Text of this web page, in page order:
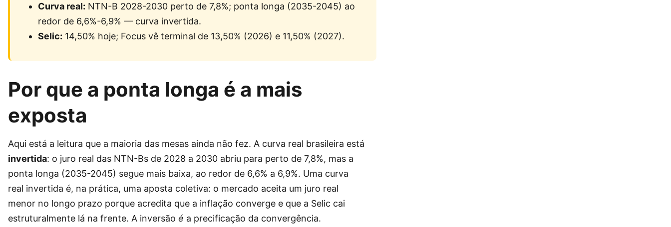
Curva real: NTN-B 2028-2030 perto de 7,8%; ponta longa (2035-2045) ao
redor de 6,6%-6,9% — curva invertida.
Selic: 14,50% hoje; Focus vê terminal de 13,50% (2026) e 11,50% (2027).
Por que a ponta longa é a mais
exposta
Aqui está a leitura que a maioria das mesas ainda não fez. A curva real brasileira está
invertida: o juro real das NTN-Bs de 2028 a 2030 abriu para perto de 7,8%, mas a
ponta longa (2035-2045) segue mais baixa, ao redor de 6,6% a 6,9%. Uma curva
real invertida é, na prática, uma aposta coletiva: o mercado aceita um juro real
menor no longo prazo porque acredita que a inflação converge e que a Selic cai
estruturalmente lá na frente. A inversão é a precificação da convergência.